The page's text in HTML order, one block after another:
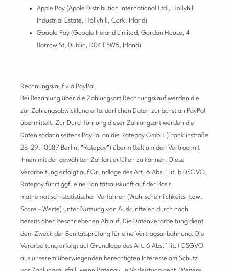
Apple Pay (Apple Distribution International Ltd., Hollyhill
Industrial Estate, Hollyhill, Cork, Irland)
Google Pay (Google Ireland Limited, Gordon House, 4
Barrow St, Dublin, D04 E5W5, Irland)
Rechnungskauf via PayPal
Bei Bezahlung über die Zahlungsart Rechnungskauf werden die
zur Zahlungsabwicklung erforderlichen Daten zunächst an PayPal
übermittelt. Zur Durchführung dieser Zahlungsart werden die
Daten sodann seitens PayPal an die Ratepay GmbH (Franklinstraße
28-29, 10587 Berlin; "Ratepay") übermittelt um den Vertrag mit
Ihnen mit der gewählten Zahlart erfüllen zu können. Diese
Verarbeitung erfolgt auf Grundlage des Art. 6 Abs. 1 lit. b DSGVO.
Ratepay führt ggf. eine Bonitätsauskunft auf der Basis
mathematisch-statistischer Verfahren (Wahrscheinlichkeits- bzw.
Score - Werte) unter Nutzung von Auskunfteien durch nach
bereits oben beschriebenen Ablauf. Die Datenverarbeitung dient
dem Zweck der Bonitätsprüfung für eine Vertragsanbahnung. Die
Verarbeitung erfolgt auf Grundlage des Art. 6 Abs. 1 lit. f DSGVO
aus unserem überwiegenden berechtigten Interesse am Schutz